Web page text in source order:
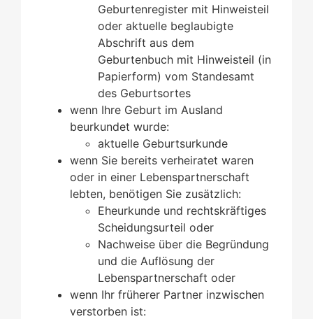
Geburtenregister mit Hinweisteil
oder aktuelle beglaubigte
Abschrift aus dem
Geburtenbuch mit Hinweisteil (in
Papierform) vom Standesamt
des Geburtsortes
wenn Ihre Geburt im Ausland
beurkundet wurde:
​​​​​aktuelle Geburtsurkunde
wenn Sie bereits verheiratet waren
oder in einer Lebenspartnerschaft
lebten, benötigen Sie zusätzlich:
Eheurkunde und rechtskräftiges
Scheidungsurteil oder
Nachweise über die Begründung
und die Auflösung der
Lebenspartnerschaft oder
wenn Ihr früherer Partner inzwischen
verstorben ist: